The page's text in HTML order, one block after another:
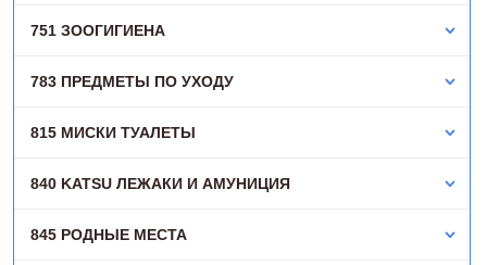
751 ЗООГИГИЕНА
783 ПРЕДМЕТЫ ПО УХОДУ
815 МИСКИ ТУАЛЕТЫ
840 KATSU ЛЕЖАКИ И АМУНИЦИЯ
845 РОДНЫЕ МЕСТА